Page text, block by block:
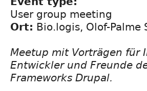
User group meeting
Ort: Bio.logis, Olof-
Meetup mit Vorträgen für
Entwickler und Freunde
Frameworks Drupal.